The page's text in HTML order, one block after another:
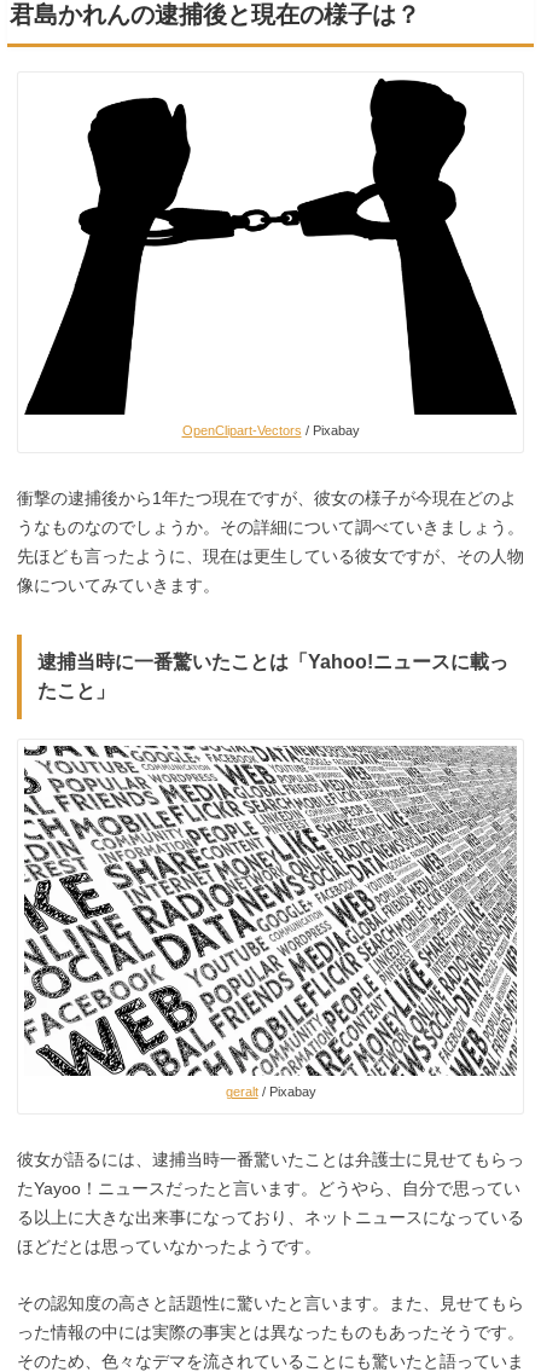
君島かれんの逮捕後と現在の様子は？
OpenClipart-Vectors / Pixabay
衝撃の逮捕後から1年たつ現在ですが、彼女の様子が今現在どのよ
うなものなのでしょうか。その詳細について調べていきましょう。
先ほども言ったように、現在は更生している彼女ですが、その人物
像についてみていきます。
逮捕当時に一番驚いたことは「Yahoo!ニュースに載っ
たこと」
geralt/ Pixabay
彼女が語るには、逮捕当時一番驚いたことは弁護士に見せてもらっ
たYayoo！ニュースだったと言います。どうやら、自分で思ってい
る以上に大きな出来事になっており、ネットニュースになっている
ほどだとは思っていなかったようです。
その認知度の高さと話題性に驚いたと言います。また、見せてもら
った情報の中には実際の事実とは異なったものもあったそうです。
そのため、色々なデマを流されていることにも驚いたと語っていま